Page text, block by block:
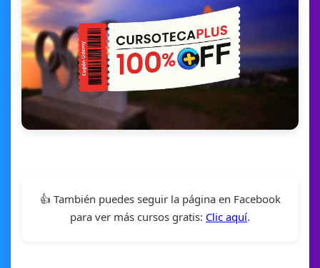
👍 También puedes seguir la página en Facebook
para ver más cursos gratis: Clic aquí.